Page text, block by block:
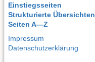
Einstiegsseiten
Strukturierte Übersichten
Seiten A—Z
Impressum
Datenschutzerklärung